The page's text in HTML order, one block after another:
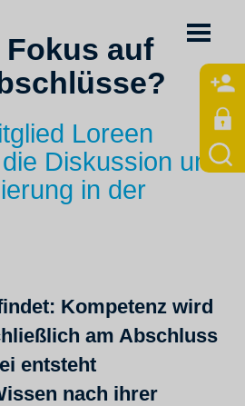
Fokus auf
Loreen
Diskussion um
in der
Kompetenz wird
am Abschluss
entsteht
nach ihrer